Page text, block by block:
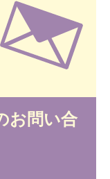
お問い合